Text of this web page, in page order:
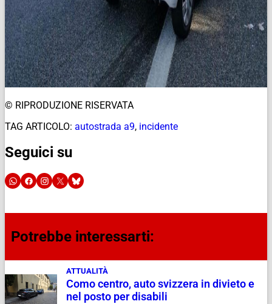
© RIPRODUZIONE RISERVATA
TAG ARTICOLO: autostrada a9, incidente
Seguici su
Potrebbe interessarti:
ATTUALITÀ
Como centro, auto svizzera in divieto e
nel posto per disabili